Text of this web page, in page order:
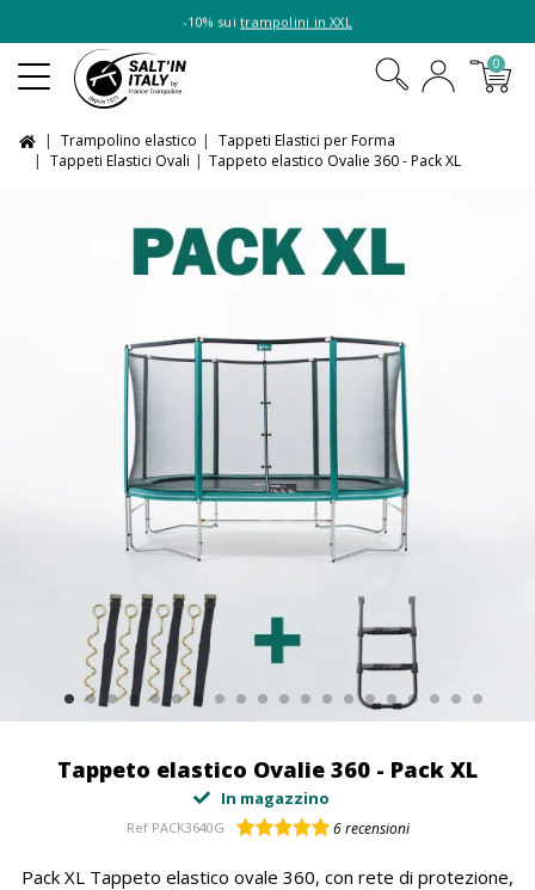
⭐ 4,7/5 | Più di 22.000 recensioni clienti
0
Trampolino elastico
Tappeti Elastici per Forma
Tappeti Elastici Ovali
Tappeto elastico Ovalie 360 - Pack XL
Tappeto elastico Ovalie 360 - Pack XL
In magazzino
Ref PACK3640G 6recensioni
Pack XL Tappeto elastico ovale 360, con rete di protezione,